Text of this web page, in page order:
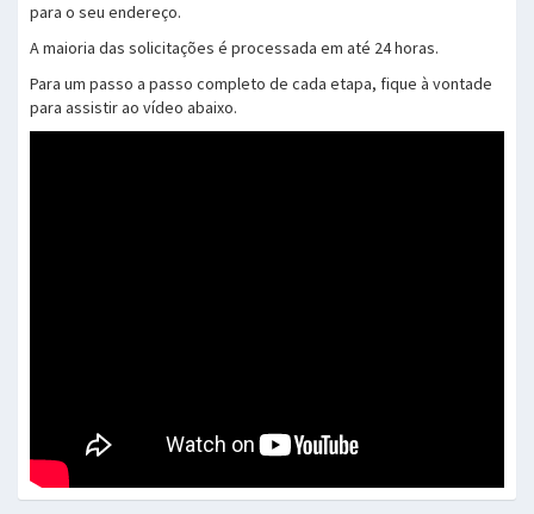
para o seu endereço.
A maioria das solicitações é processada em até 24 horas.
Para um passo a passo completo de cada etapa, fique à vontade
para assistir ao vídeo abaixo.